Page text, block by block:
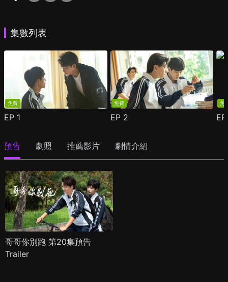
集數列表
免費
EP 1
免費
EP 2
免
預告 劇照 推薦影片 劇情介紹
哥哥你別跑 第20集預告
Trailer